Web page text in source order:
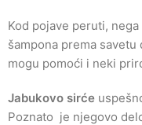
Kod pojave peruti,
šampona prema
mogu pomoći i neki
Jabukovo sirće
Poznato je njegovo